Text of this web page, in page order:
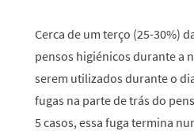
Cerca de um terço (25-30%)
pensos higiénicos durante a
serem utilizados durante o
fugas na parte de trás do
5 casos, essa fuga termina